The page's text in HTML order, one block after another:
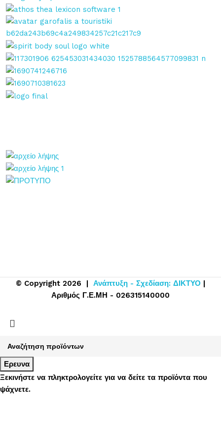
© Copyright 2026 | Ανάπτυξη - Σχεδίαση: ΔΙΚΤΥΟ |
Αριθμός Γ.Ε.ΜΗ - 026315140000
Ερευνα
Ξεκινήστε να πληκτρολογείτε για να δείτε τα προϊόντα που
ψάχνετε.